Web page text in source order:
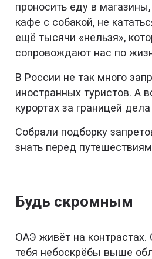
проносить еду в
кафе с собакой, не
ещё тысячи «нельзя»,
сопровождают нас по
В России не так много
иностранных туристов. А
курортах за границей
Собрали подборку
знать перед
Будь скромным
ОАЭ живёт на контрастах.
тебя небоскрёбы выше